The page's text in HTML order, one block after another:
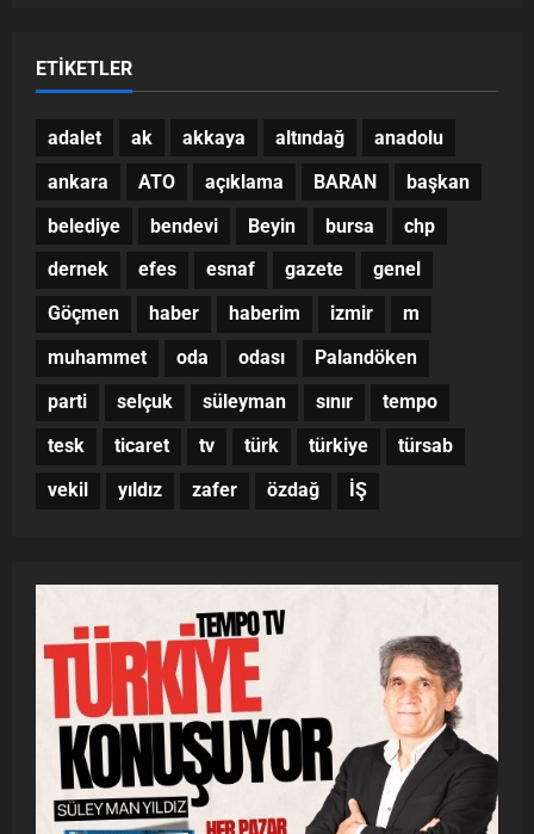
ETIKETLER
adalet ak akkaya altındağ
anadolu
ankara
ATO açıklama BARAN
başkan
belediye
bendevi Beyin bursa
chp
dernek
efes esnaf gazete
genel
Göçmen
haber haberim izmir
m
muhammet
oda odası
Palandöken
parti
selçuk süleyman sınır
tempo
tesk
ticaret tv türk türkiye
türsab
vekil
yıldız zafer özdağ İŞ